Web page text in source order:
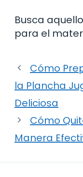
Busca
para el
Cómo
la Plancha
Deliciosa
Cómo
Manera